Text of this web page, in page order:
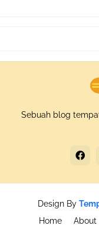
Sebuah blog
Design By
Home
About